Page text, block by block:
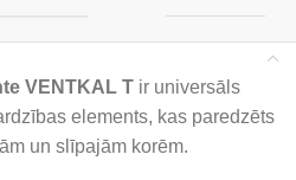
VENTKAL T ir universāls
elements, kas paredzēts
un slīpajām korēm.